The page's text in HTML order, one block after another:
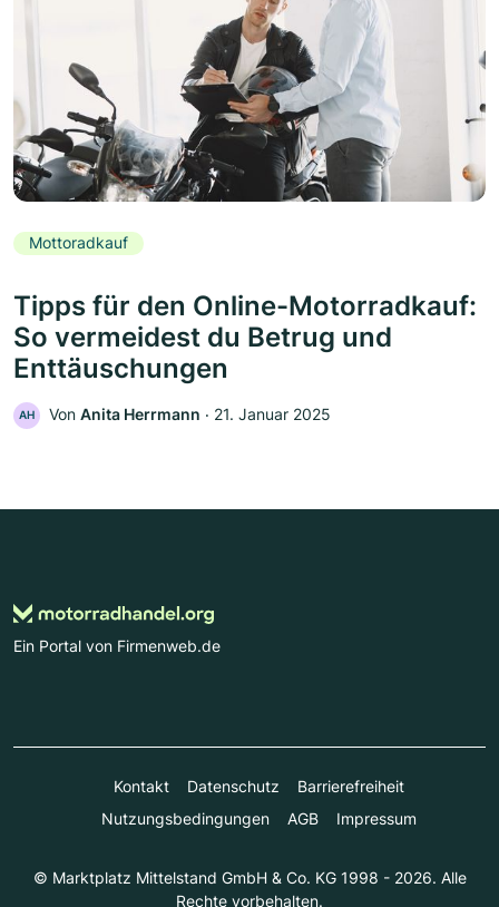
Mottoradkauf
Tipps für den Online-Motorradkauf:
So vermeidest du Betrug und
Enttäuschungen
AH Von Anita Herrmann ‧ 21. Januar 2025
Ein Portal von Firmenweb.de
Kontakt Datenschutz
Barrierefreiheit
Nutzungsbedingungen
AGB Impressum
© Marktplatz Mittelstand GmbH & Co. KG 1998 - 2026. Alle
Rechte vorbehalten.